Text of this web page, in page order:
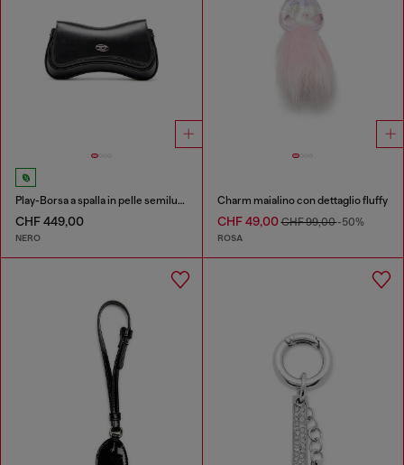
Play-Borsa a spalla in pelle semilucida
CHF 449,00
NERO
Charm maialino con dettaglio fluffy
CHF 49,00CHF 99,00-50%
ROSA